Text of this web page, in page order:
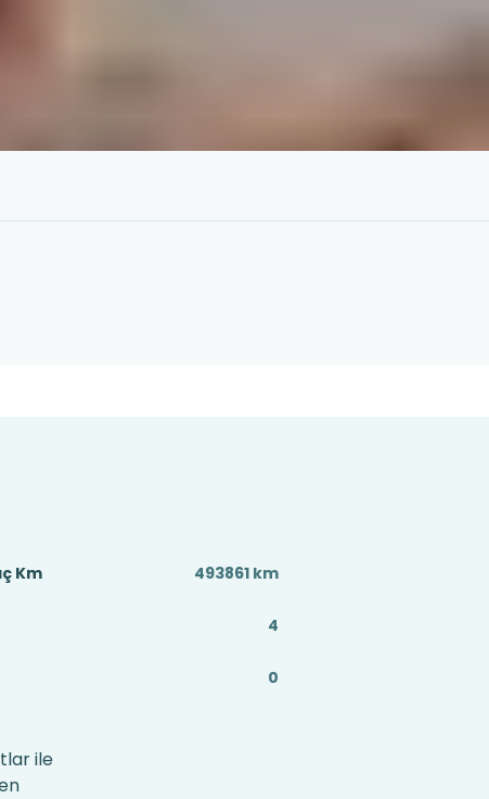
Km 493861 km
4
0
ile